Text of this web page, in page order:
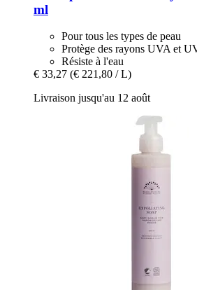
ml
Pour tous les types de peau
Protège des rayons UVA et
Résiste à l'eau
€ 33,27 (€ 221,80 / L)
Livraison jusqu'au 12 août